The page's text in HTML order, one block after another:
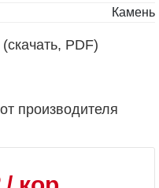
Камень
PDF)
производителя